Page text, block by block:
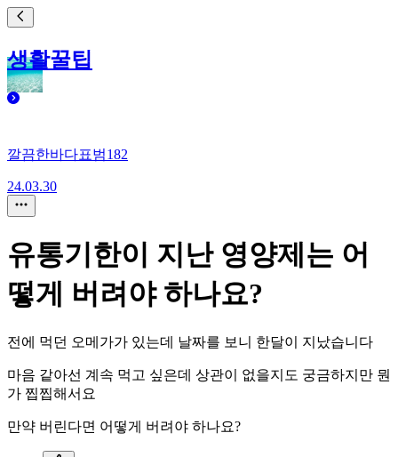
생활꿀팁
깔끔한바다표범182
24.03.30
유통기한이 지난 영양제는 어
떻게 버려야 하나요?
전에 먹던 오메가가 있는데 날짜를 보니 한달이 지났습니다
마음 같아선 계속 먹고 싶은데 상관이 없을지도 궁금하지만 뭔
가 찝찝해서요
만약 버린다면 어떻게 버려야 하나요?